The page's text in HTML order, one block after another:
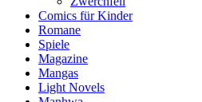
Comics für Kinder
Romane
Spiele
Magazine
Mangas
Light Novels